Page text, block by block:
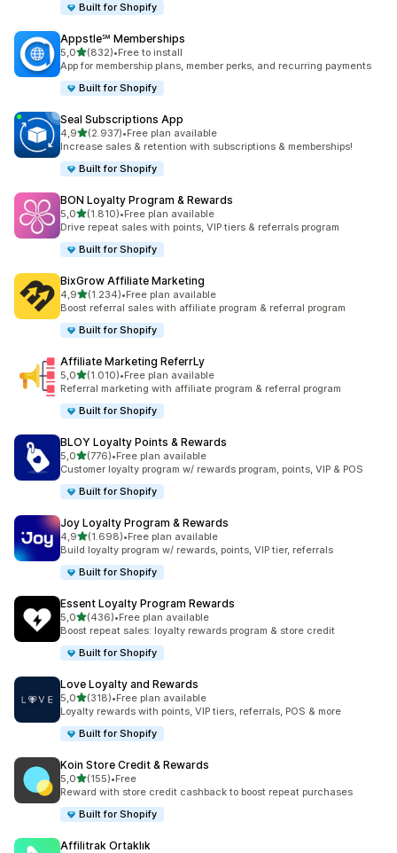
Built for Shopify
Appstle℠ Memberships
5,05 yıldız üzerinden
(832)
toplam 832 değerlendirme
•Free to install
App for membership plans, member perks, and recurring payments
Built for Shopify
Seal Subscriptions App
4,95 yıldız üzerinden
(2.937)
toplam 2937 değerlendirme
•Free plan available
Increase sales & retention with subscriptions & memberships!
Built for Shopify
BON Loyalty Program & Rewards
5,05 yıldız üzerinden
(1.810)
toplam 1810 değerlendirme
•Free plan available
Drive repeat sales with points, VIP tiers & referrals program
Built for Shopify
BixGrow Affiliate Marketing
4,95 yıldız üzerinden
(1.234)
toplam 1234 değerlendirme
•Free plan available
Boost referral sales with affiliate program & referral program
Built for Shopify
Affiliate Marketing ReferrLy
5,05 yıldız üzerinden
(1.010)
toplam 1010 değerlendirme
•Free plan available
Referral marketing with affiliate program & referral program
Built for Shopify
BLOY Loyalty Points & Rewards
5,05 yıldız üzerinden
(776)
toplam 776 değerlendirme
•Free plan available
Customer loyalty program w/ rewards program, points, VIP & POS
Built for Shopify
Joy Loyalty Program & Rewards
4,95 yıldız üzerinden
(1.698)
toplam 1698 değerlendirme
•Free plan available
Build loyalty program w/ rewards, points, VIP tier, referrals
Built for Shopify
Essent Loyalty Program Rewards
5,05 yıldız üzerinden
(436)
toplam 436 değerlendirme
•Free plan available
Boost repeat sales: loyalty rewards program & store credit
Built for Shopify
Love Loyalty and Rewards
5,05 yıldız üzerinden
(318)
toplam 318 değerlendirme
•Free plan available
Loyalty rewards with points, VIP tiers, referrals, POS & more
Built for Shopify
Koin Store Credit & Rewards
5,05 yıldız üzerinden
(155)
toplam 155 değerlendirme
•Free
Reward with store credit cashback to boost repeat purchases
Built for Shopify
Affilitrak Ortaklık